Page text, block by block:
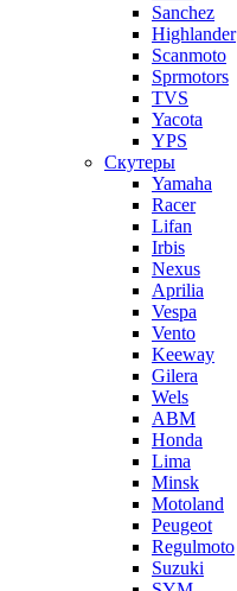
Sanchez
Highlander
Scanmoto
Sprmotors
TVS
Yacota
YPS
Скутеры
Yamaha
Racer
Lifan
Irbis
Nexus
Aprilia
Vespa
Vento
Keeway
Gilera
Wels
ABM
Honda
Lima
Minsk
Motoland
Peugeot
Regulmoto
Suzuki